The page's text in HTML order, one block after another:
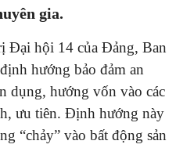
gia.
Đại hội 14 của Đảng, Ban
hướng bảo đảm an
dụng, hướng vốn vào các
ưu tiên. Định hướng này
“chảy” vào bất động sản